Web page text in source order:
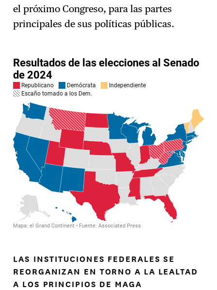
el próximo Congreso, para las partes
principales de sus políticas públicas.
LAS INSTITUCIONES FEDERALES SE
REORGANIZAN EN TORNO A LA LEALTAD
A LOS PRINCIPIOS DE MAGA